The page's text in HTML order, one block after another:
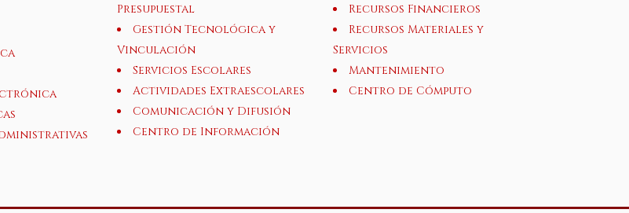
Presupuestal
Gestión Tecnológica y
Vinculación
Servicios Escolares
Actividades Extraescolares
Comunicación y Difusión
Centro de Información
Recursos Financieros
Recursos Materiales y
Servicios
Mantenimiento
Centro de Cómputo